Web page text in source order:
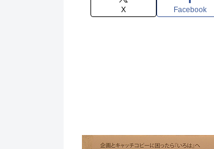
X Facebook